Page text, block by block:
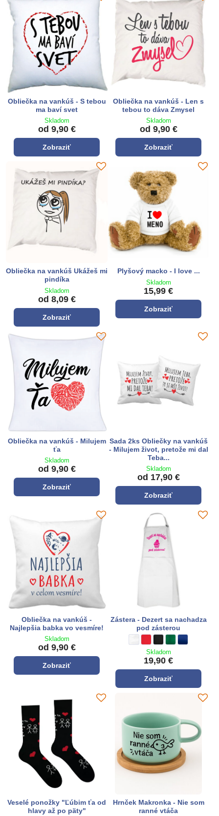
Obliečka na vankúš - S tebou
ma baví svet
Skladom
od 9,90 €
Zobraziť
Obliečka na vankúš - Len s
tebou to dáva Zmysel
Skladom
od 9,90 €
Zobraziť
Obliečka na vankúš Ukážeš mi
pindíka
Skladom
od 8,09 €
Zobraziť
Plyšový macko - I love ...
Skladom
15,99 €
Zobraziť
Obliečka na vankúš - Milujem
ťa
Skladom
od 9,90 €
Zobraziť
Sada 2ks Obliečky na vankúš
- Milujem život, pretože mi dal
Teba...
Skladom
od 17,90 €
Zobraziť
Obliečka na vankúš -
Najlepšia babka vo vesmíre!
Skladom
od 9,90 €
Zobraziť
Zástera - Dezert sa nachadza
pod zásterou
Zástera - Dezert sa nachadza
Zástera - Dezert sa
Zástera - Dezert sa
Zástera - Dezert
zelenáZástera -
kráľovská
Skladom
19,90 €
Zobraziť
Veselé ponožky "Ľúbim ťa od
hlavy až po päty"
Hrnček Makronka - Nie som
ranné vtáča